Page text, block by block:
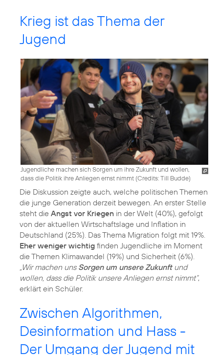
Krieg ist das Thema der
Jugend
Jugendliche machen sich Sorgen um ihre Zukunft und wollen,
dass die Politik ihre Anliegen ernst nimmt (Credits: Till Budde)
Die Diskussion zeigte auch, welche politischen Themen
die junge Generation derzeit bewegen. An erster Stelle
steht die Angst vor Kriegen in der Welt (40%), gefolgt
von der aktuellen Wirtschaftslage und Inflation in
Deutschland (25%). Das Thema Migration folgt mit 19%.
Eher weniger wichtig finden Jugendliche im Moment
die Themen Klimawandel (19%) und Sicherheit (6%).
„Wir machen uns Sorgen um unsere Zukunftund
wollen, dass die Politik unsere Anliegen ernst nimmt“,
erklärt ein Schüler.
Zwischen Algorithmen,
Desinformation und Hass -
Der Umgang der Jugend mit